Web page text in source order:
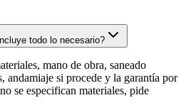
todo lo necesario?
mano de obra, saneado
andamiaje si procede y la garantía por
se especifican materiales, pide